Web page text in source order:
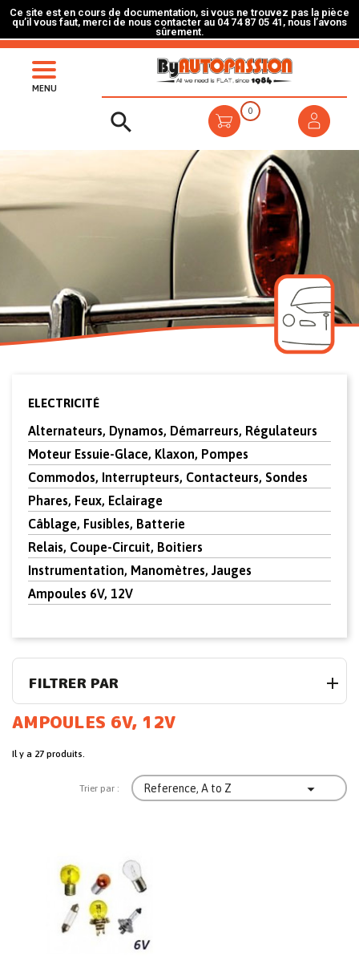
Ce site est en cours de documentation, si vous ne trouvez pas la pièce
qu’il vous faut, merci de nous contacter au 04 74 87 05 41, nous l’avons
sûrement.
MENU
 0
ELECTRICITÉ
Alternateurs, Dynamos, Démarreurs, Régulateurs
Moteur Essuie-Glace, Klaxon, Pompes
Commodos, Interrupteurs, Contacteurs, Sondes
Phares, Feux, Eclairage
Câblage, Fusibles, Batterie
Relais, Coupe-Circuit, Boitiers
Instrumentation, Manomètres, Jauges
Ampoules 6V, 12V
FILTRER PAR
AMPOULES 6V, 12V
Il y a 27 produits.
Trier par : Reference, A to Z 